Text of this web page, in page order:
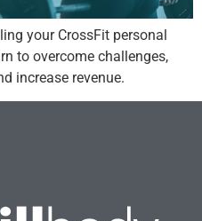
your CrossFit personal
to overcome challenges,
increase revenue.